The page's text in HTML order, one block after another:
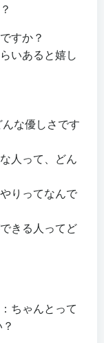
すか？
いあると嬉し
な優しさです
人って、どん
りってなんで
きる人ってど
ちゃんとって